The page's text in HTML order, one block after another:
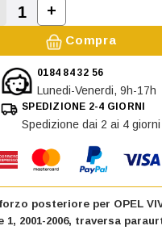
posteriore per OPEL
1, 2001-2006, traversa
la quantità di
Aumenta la
+
Compra
0184 84 32 56
Lunedi-Venerdi, 9h-17h
SPEDIZIONE 2-4 GIORNI
Spedizione dai 2 ai 4 giorni